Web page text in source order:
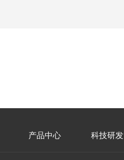
产品中心 科技研发